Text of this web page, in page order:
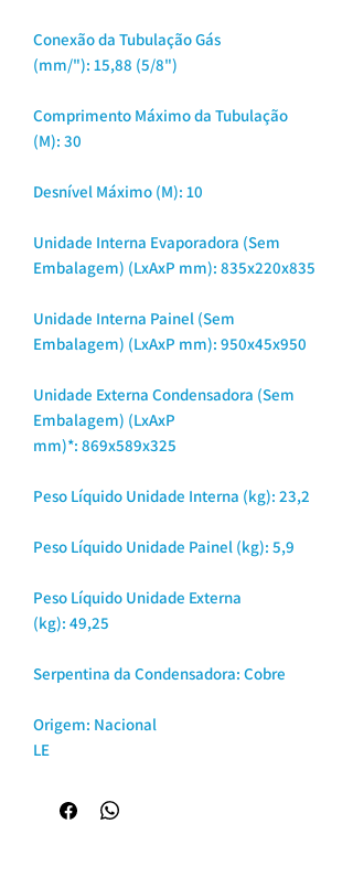
Conexão da Tubulação Gás
(mm/"): 15,88 (5/8")
Comprimento Máximo da Tubulação
(M): 30
Desnível Máximo (M): 10
Unidade Interna Evaporadora (Sem
Embalagem) (LxAxP mm): 835x220x835
Unidade Interna Painel (Sem
Embalagem) (LxAxP mm): 950x45x950
Unidade Externa Condensadora (Sem
Embalagem) (LxAxP
mm)*: 869x589x325
Peso Líquido Unidade Interna (kg): 23,2
Peso Líquido Unidade Painel (kg): 5,9
Peso Líquido Unidade Externa
(kg): 49,25
Serpentina da Condensadora: Cobre
Origem: Nacional
LE